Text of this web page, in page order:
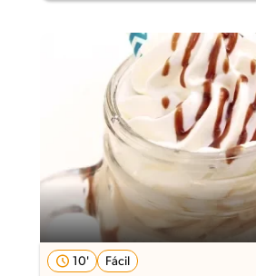
10' Fácil